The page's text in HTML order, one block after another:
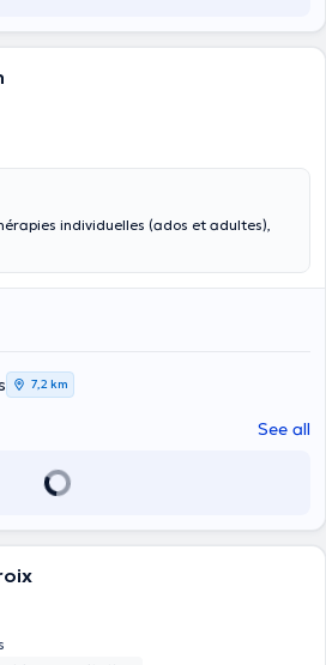
individuelles (ados et adultes),
7,2 km
See all